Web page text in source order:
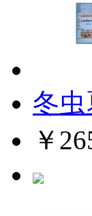
冬虫
￥